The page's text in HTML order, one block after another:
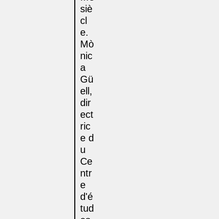
siè
cl
e.
Mò
nic
a
Gü
ell,
dir
ect
ric
e d
u
Ce
ntr
e
d'é
tud